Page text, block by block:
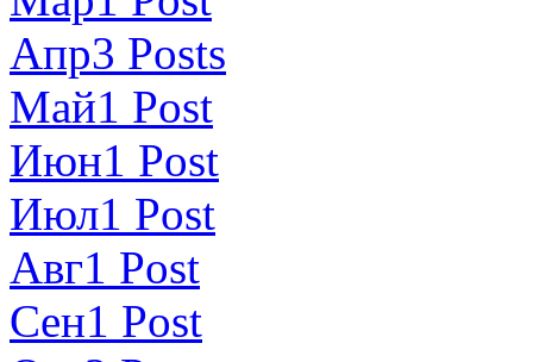
Апр3 Posts
Май1 Post
Июн1 Post
Июл1 Post
Авг1 Post
Сен1 Post